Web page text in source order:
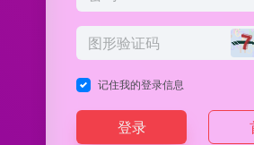
记住我的登录信息
登录